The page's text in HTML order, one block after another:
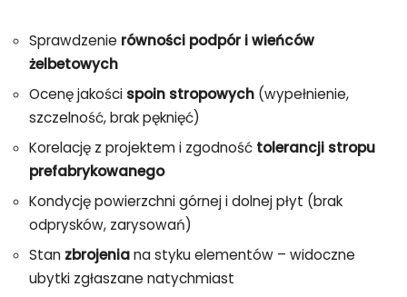
Sprawdzenie równości podpór i wieńców
żelbetowych
Ocenę jakości spoin stropowych (wypełnienie,
szczelność, brak pęknięć)
Korelację z projektem i zgodność tolerancji stropu
prefabrykowanego
Kondycję powierzchni górnej i dolnej płyt (brak
odprysków, zarysowań)
Stan zbrojeniana styku elementów – widoczne
ubytki zgłaszane natychmiast